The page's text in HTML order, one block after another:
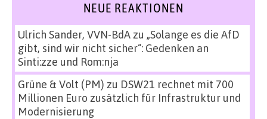
NEUE REAKTIONEN
Ulrich Sander, VVN-BdAzu „Solange es die AfD
gibt, sind wir nicht sicher“: Gedenken an
Sinti:zze und Rom:nja
Grüne & Volt (PM) zu DSW21 rechnet mit 700
Millionen Euro zusätzlich für Infrastruktur und
Modernisierung